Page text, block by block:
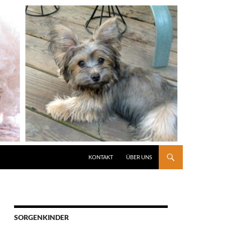
KONTAKT ÜBER UNS
SORGENKINDER